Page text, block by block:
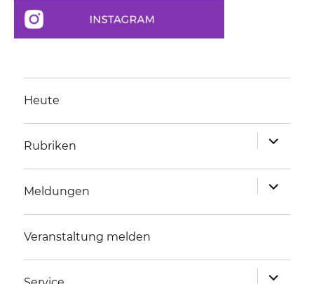
Heute
Rubriken
anzeigen
Meldungen
anzeigen
Veranstaltung melden